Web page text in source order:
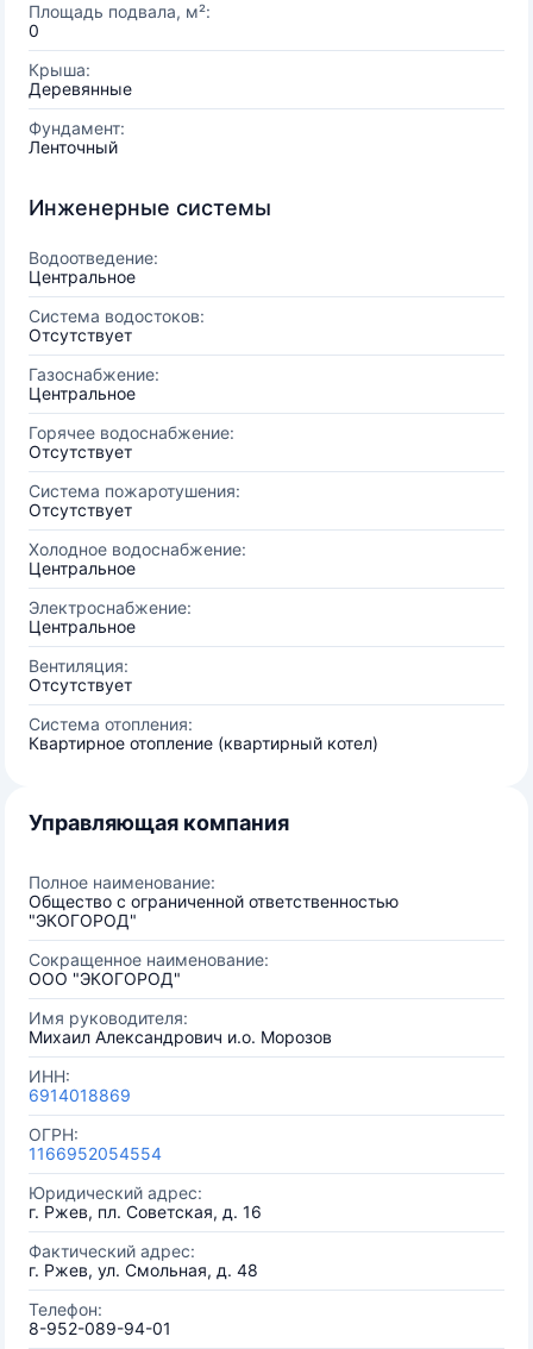
Площадь подвала, м²:
0
Крыша:
Деревянные
Фундамент:
Ленточный
Инженерные системы
Водоотведение:
Центральное
Система водостоков:
Отсутствует
Газоснабжение:
Центральное
Горячее водоснабжение:
Отсутствует
Система пожаротушения:
Отсутствует
Холодное водоснабжение:
Центральное
Электроснабжение:
Центральное
Вентиляция:
Отсутствует
Система отопления:
Квартирное отопление (квартирный котел)
Управляющая компания
Полное наименование:
Общество с ограниченной ответственностью
"ЭКОГОРОД"
Сокращенное наименование:
ООО "ЭКОГОРОД"
Имя руководителя:
Михаил Александрович и.о. Морозов
ИНН:
6914018869
ОГРН:
1166952054554
Юридический адрес:
г. Ржев, пл. Советская, д. 16
Фактический адрес:
г. Ржев, ул. Смольная, д. 48
Телефон:
8-952-089-94-01